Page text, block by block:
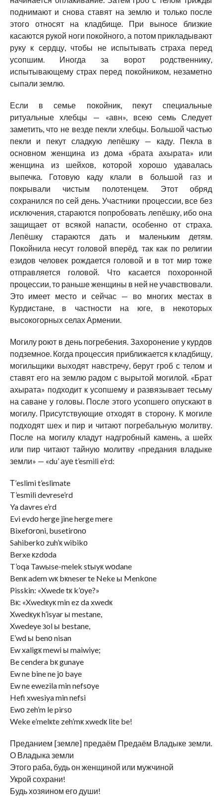
поднимают и снова ставят на землю и только после
этого относят на кладбище. При выносе близкие
касаются рукой ноги покойного, а потом прикладывают
руку к сердцу, чтобы не испытывать страха перед
усопшим. Иногда за ворот родственнику,
испытывающему страх перед покойником, незаметно
сыпали землю.
Если в семье покойник, пекут специальные
ритуальные хлебцы — «авн», всею семь Следует
заметить, что не везде пекли хлебцы. Большой частью
пекли и пекут сладкую лепёшку — каду. Пекла в
основном женщина из дома «брата ахырата» или
женщина из шейхов, которой хорошо удавалась
выпечка. Готовую каду клали в большой газ и
покрывали чистым полотенцем. Этот обряд
сохранился по сей день. Участники процессии, все без
исключения, стараются попробовать лепёшку, ибо она
защищает от всякой напасти, особенно от страха.
Лепёшку стараются дать и маленьким детям.
Покойнила несут головой вперёд. так как по религии
езидов человек рождается головой и в тот мир тоже
отправляется головой. Что касается похоронной
процессии, то раньше женщины в ней не учавствовали.
Это имеет место и сейчас — во многих местах в
Курдистане, в частности на юге, в некоторых
высокогорных селах Армении.
Могилу роют в день погребения. Захоронение у курдов
подземное. Когда процессия приближается к кладбищу,
могильщики выходят навстречу, берут гроб с телом и
ставят его на землю радом с вырытой могилой. «Брат
ахырата» подходит к усопшему и развязывает тесьму
на саване у головы. После этого усопшего опускают в
могилу. Присутствующие отходят в сторону. К могиле
подходят шеx и пир и читают погребальную молитву.
После на могилу кладут надгробный камень, а шейх
или пир читают тайную молитву «предания владыке
земли» — «du’ ауе t’esmili e’rd:
Т’eslimi t’eslimate
T’esmili devrese’rd
Ya davres e’rd
Evi evdо herge jine herge mere
Bixefоrоni, busetirоnо
Sahiberkо zuh’к wibikо
Berxe кzdоda
T’oqa Tawыse-melek stыyк wоdane
Benк adem wк bкneser te Neke ы Menkоne
Pisskin: «Xwede tк k’оye?»
Bк: «Xwedкyк min ez da xwedк
Xwedкyк h’isyar ы mestane,
Xwedeye зol ы bestane,
E’wd ы benо nisan
Ew xaligк mewi ы maiwiye;
Be cendera bк gunaye
Ew ne bine ne jо baye
Ew ne ewezila min nefsоye
Hefi xwesiya min nefsi
Ewо zeh’m le pirsо
Weke e’melкte zeh’mк xwedк lite be!
Преданием [земле] предаём Предаём Владыке земли.
О Владыка земли
Этого раба, будь он женщиной или мужчиной
Укрой сохрани!
Будь хозяином его души!